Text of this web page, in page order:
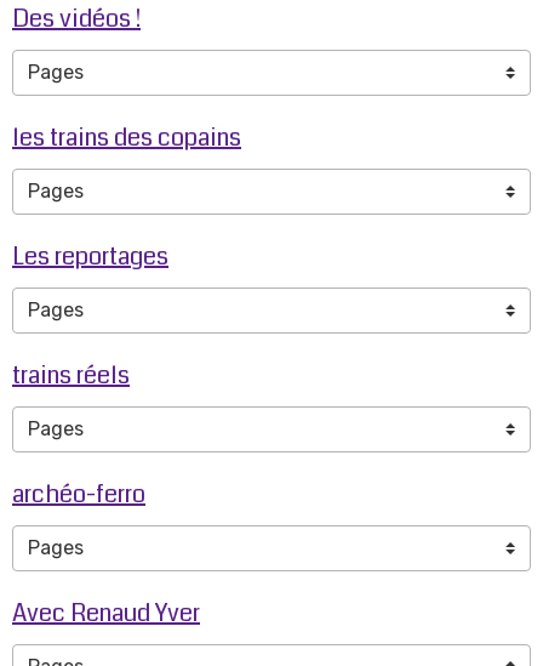
Des vidéos !
les trains des copains
Les reportages
trains réels
archéo-ferro
Avec Renaud Yver